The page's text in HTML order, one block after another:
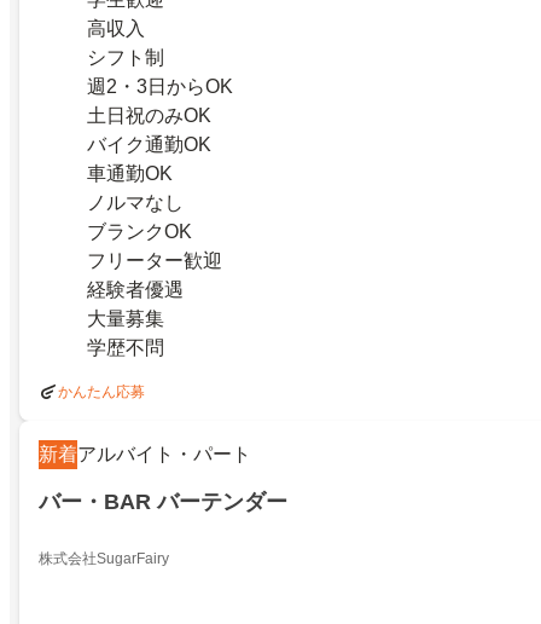
高収入
シフト制
週2・3日からOK
土日祝のみOK
バイク通勤OK
車通勤OK
ノルマなし
ブランクOK
フリーター歓迎
経験者優遇
大量募集
学歴不問
かんたん応募
新着アルバイト・パート
バー・BAR バーテンダー
株式会社SugarFairy